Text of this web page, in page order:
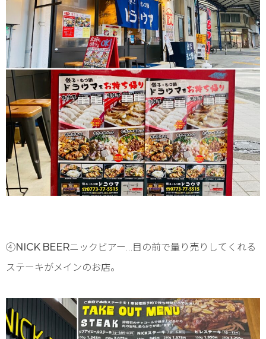
④NICK BEERニックビアー…目の前で量り売りしてくれる
ステーキがメインのお店。